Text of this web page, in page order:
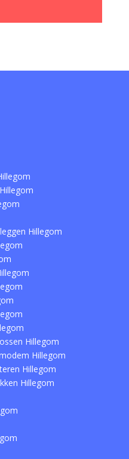
Hillegom
Hillegom
Hillegom
Hillegom
Hillegom